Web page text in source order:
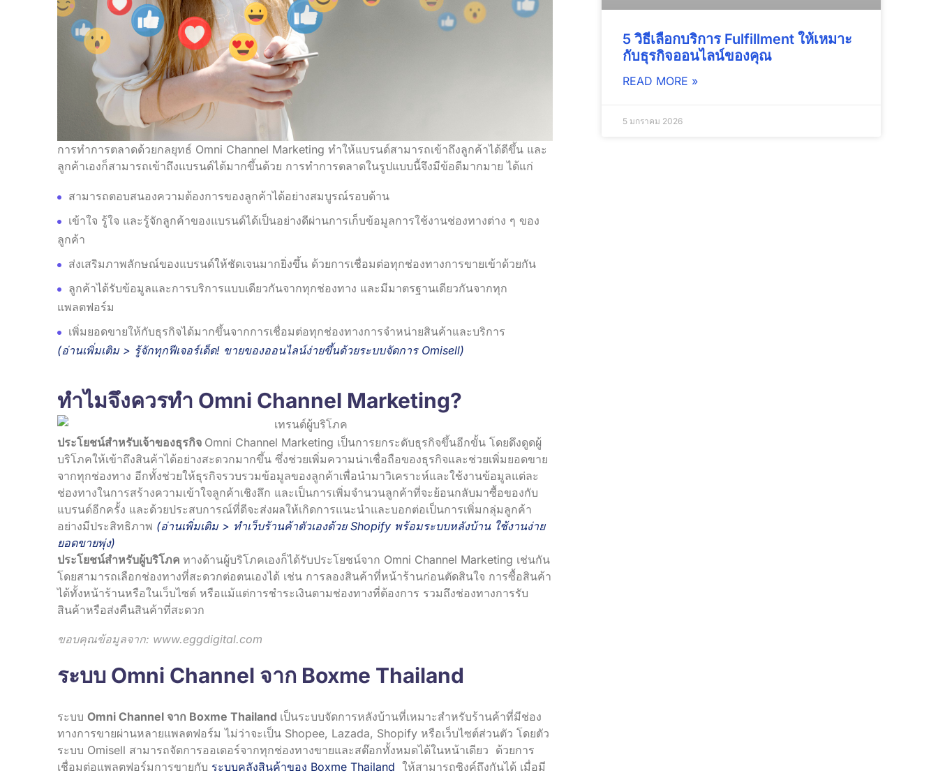
การทำการตลาดด้วยกลยุทธ์ Omni Channel Marketing ทำให้แบรนด์สามารถเข้าถึงลูกค้าได้ดีขึ้น และ
ลูกค้าเองก็สามารถเข้าถึงแบรนด์ได้มากขึ้นด้วย การทำการตลาดในรูปแบบนี้จึงมีข้อดีมากมาย ได้แก่
สามารถตอบสนองความต้องการของลูกค้าได้อย่างสมบูรณ์รอบด้าน
เข้าใจ รู้ใจ และรู้จักลูกค้าของแบรนด์ได้เป็นอย่างดีผ่านการเก็บข้อมูลการใช้งานช่องทางต่าง ๆ ของ
ลูกค้า
ส่งเสริมภาพลักษณ์ของแบรนด์ให้ชัดเจนมากยิ่งขึ้น ด้วยการเชื่อมต่อทุกช่องทางการขายเข้าด้วยกัน
ลูกค้าได้รับข้อมูลและการบริการแบบเดียวกันจากทุกช่องทาง และมีมาตรฐานเดียวกันจากทุก
แพลตฟอร์ม
เพิ่มยอดขายให้กับธุรกิจได้มากขึ้นจากการเชื่อมต่อทุกช่องทางการจำหน่ายสินค้าและบริการ
(อ่านเพิ่มเติม > รู้จักทุกฟีเจอร์เด็ด! ขายของออนไลน์ง่ายขึ้นด้วยระบบจัดการ Omisell)
ทำไมจึงควรทำ Omni Channel Marketing?
ประโยชน์สำหรับเจ้าของธุรกิจ Omni Channel Marketing เป็นการยกระดับธุรกิจขึ้นอีกขั้น โดยดึงดูดผู้
บริโภคให้เข้าถึงสินค้าได้อย่างสะดวกมากขึ้น ซึ่งช่วยเพิ่มความน่าเชื่อถือของธุรกิจและช่วยเพิ่มยอดขาย
จากทุกช่องทาง อีกทั้งช่วยให้ธุรกิจรวบรวมข้อมูลของลูกค้าเพื่อนำมาวิเคราะห์และใช้งานข้อมูลแต่ละ
ช่องทางในการสร้างความเข้าใจลูกค้าเชิงลึก และเป็นการเพิ่มจำนวนลูกค้าที่จะย้อนกลับมาซื้อของกับ
แบรนด์อีกครั้ง และด้วยประสบการณ์ที่ดีจะส่งผลให้เกิดการแนะนำและบอกต่อเป็นการเพิ่มกลุ่มลูกค้า
อย่างมีประสิทธิภาพ (อ่านเพิ่มเติม > ทำเว็บร้านค้าตัวเองด้วย Shopify พร้อมระบบหลังบ้าน ใช้งานง่าย
ยอดขายพุ่ง)
ประโยชน์สำหรับผู้บริโภค ทางด้านผู้บริโภคเองก็ได้รับประโยชน์จาก Omni Channel Marketing เช่นกัน
โดยสามารถเลือกช่องทางที่สะดวกต่อตนเองได้ เช่น การลองสินค้าที่หน้าร้านก่อนตัดสินใจ การซื้อสินค้า
ได้ทั้งหน้าร้านหรือในเว็บไซต์ หรือแม้แต่การชำระเงินตามช่องทางที่ต้องการ รวมถึงช่องทางการรับ
สินค้าหรือส่งคืนสินค้าที่สะดวก
ขอบคุณข้อมูลจาก: www.eggdigital.com
ระบบ Omni Channel จาก Boxme Thailand
ระบบ Omni Channel จาก Boxme Thailand เป็นระบบจัดการหลังบ้านที่เหมาะสำหรับร้านค้าที่มีช่อง
ทางการขายผ่านหลายแพลตฟอร์ม ไม่ว่าจะเป็น Shopee, Lazada, Shopify หรือเว็บไซต์ส่วนตัว โดยตัว
ระบบ Omisell สามารถจัดการออเดอร์จากทุกช่องทางขายและสต๊อกทั้งหมดได้ในหน้าเดียว ด้วยการ
เชื่อมต่อแพลตฟอร์มการขายกับ ระบบคลังสินค้าของ Boxme Thailand ให้สามารถซิงค์ถึงกันได้ เมื่อมี
5 วิธีเลือกบริการ Fulfillment ให้เหมาะ
กับธุรกิจออนไลน์ของคุณ
READ MORE »
5 มกราคม 2026